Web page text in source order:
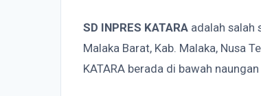
SD INPRES KATARA adalah salah
Malaka Barat, Kab. Malaka, Nusa
KATARA berada di bawah